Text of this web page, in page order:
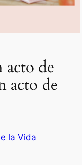
acto de
acto de
la Vida